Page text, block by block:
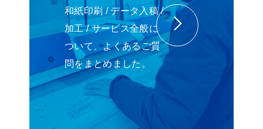
和紙印刷 / データ入稿 /
加工 / サービス全般に
ついて、よくあるご質
問をまとめました。